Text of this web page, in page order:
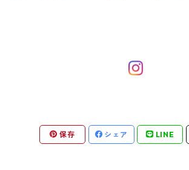
保存 シェア LINE